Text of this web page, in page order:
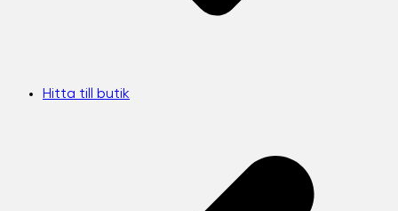
Hitta till butik